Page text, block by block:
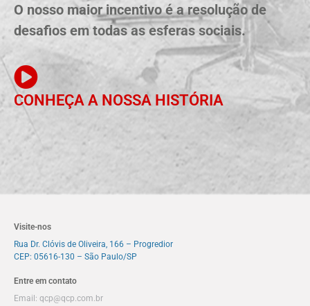
O nosso maior incentivo é a resolução de
desafios em todas as esferas sociais.
CONHEÇA A NOSSA HISTÓRIA
Visite-nos
Rua Dr. Clóvis de Oliveira, 166 – Progredior
CEP: 05616-130 – São Paulo/SP
Entre em contato
Email: qcp@qcp.com.br